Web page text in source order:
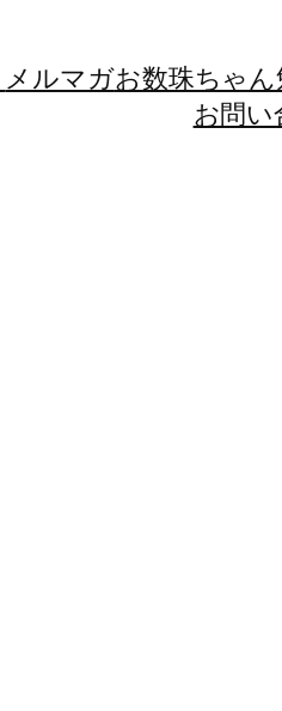
メルマガお数珠ちゃん
お問い